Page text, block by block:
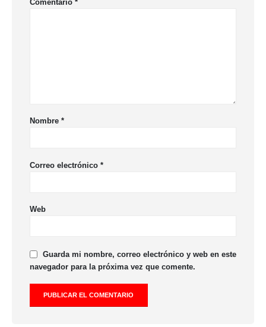
Comentario *
Nombre *
Correo electrónico *
Web
Guarda mi nombre, correo electrónico y web en este
navegador para la próxima vez que comente.